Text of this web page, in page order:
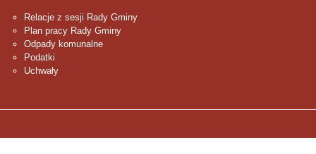
Relacje z sesji Rady Gminy
Plan pracy Rady Gminy
Odpady komunalne
Podatki
Uchwały